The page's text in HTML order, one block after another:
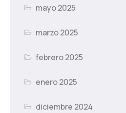
mayo 2025
marzo 2025
febrero 2025
enero 2025
diciembre 2024